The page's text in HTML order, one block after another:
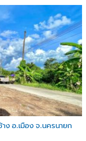
ง อ.เมือง จ.นครนายก